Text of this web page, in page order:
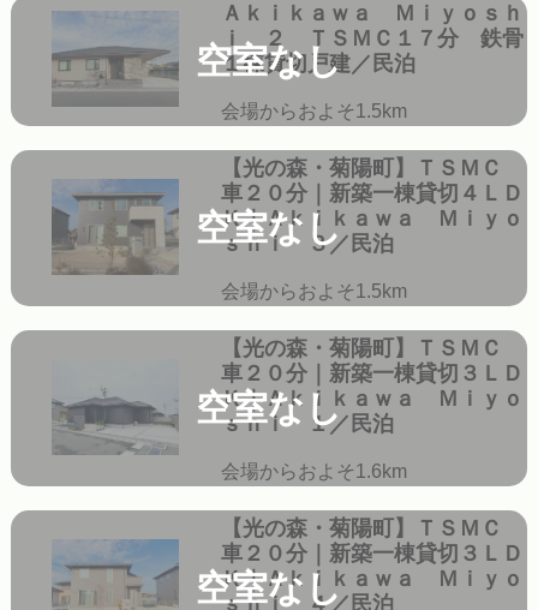
空室なし
Ａｋｉｋａｗａ Ｍｉｙｏｓｈ
ｉ ２ ＴＳＭＣ１７分 鉄骨
１棟貸切戸建／民泊
会場からおよそ1.5km
空室なし
【光の森・菊陽町】ＴＳＭＣ
車２０分｜新築一棟貸切４ＬＤ
Ｋ｜Ａｋｉｋａｗａ Ｍｉｙｏ
ｓｈｉ ３／民泊
会場からおよそ1.5km
空室なし
【光の森・菊陽町】ＴＳＭＣ
車２０分｜新築一棟貸切３ＬＤ
Ｋ｜Ａｋｉｋａｗａ Ｍｉｙｏ
ｓｈｉ １／民泊
会場からおよそ1.6km
空室なし
【光の森・菊陽町】ＴＳＭＣ
車２０分｜新築一棟貸切３ＬＤ
Ｋ｜Ａｋｉｋａｗａ Ｍｉｙｏ
ｓｈｉ ４／民泊